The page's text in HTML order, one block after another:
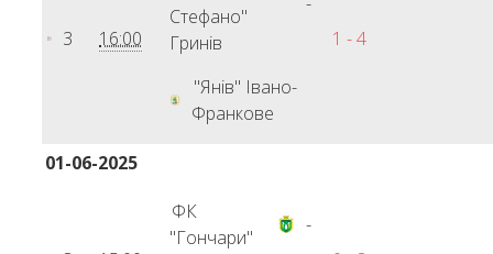
3 16:00
Стефано"
Гринів
"Янів" Івано-
Франкове
1 - 4
01-06-2025
ФК
"Гончари"
-